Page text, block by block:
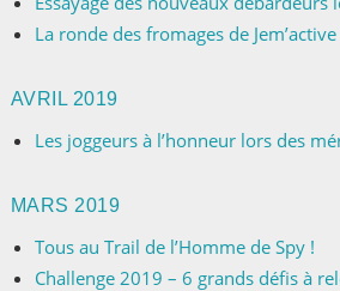
La ronde des fromages de
AVRIL 2019
Les joggeurs à l’honneur lors des
MARS 2019
Tous au Trail de l’Homme de Spy !
Challenge 2019 – 6 grands défis à